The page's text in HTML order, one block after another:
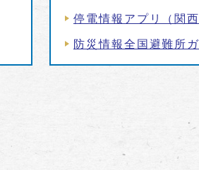
停電情報アプリ（関
防災情報全国避難所